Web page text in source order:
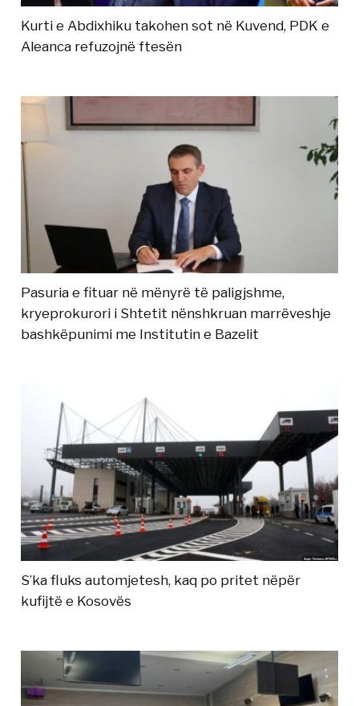
Kurti e Abdixhiku takohen sot në Kuvend, PDK e
Aleanca refuzojnë ftesën
Pasuria e fituar në mënyrë të paligjshme,
kryeprokurori i Shtetit nënshkruan marrëveshje
bashkëpunimi me Institutin e Bazelit
S’ka fluks automjetesh, kaq po pritet nëpër
kufijtë e Kosovës